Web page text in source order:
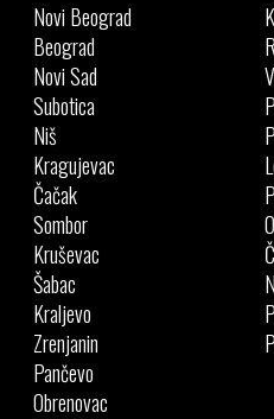
Novi Beograd
Beograd
Novi Sad
Subotica
Niš
Kragujevac
Čačak
Sombor
Kruševac
Šabac
Kraljevo
Zrenjanin
Pančevo
Obrenovac